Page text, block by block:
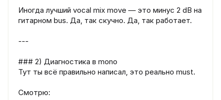
Иногда лучший vocal mix move — это минус 2 dB на
гитарном bus. Да, так скучно. Да, так работает.
---
### 2) Диагностика в mono
Тут ты всё правильно написал, это реально must.
Смотрю: